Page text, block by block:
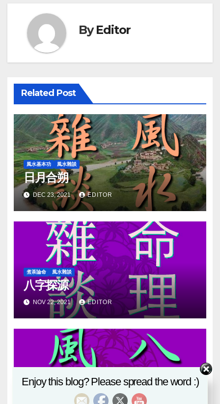
ByEditor
Related Post
風水基本功 風水雜談
日月合朔
DEC 23, 2021 EDITOR
煮茶論命 風水雜談
八字探源
NOV 22, 2021 EDITOR
八卦風水 風水雜談
血月
Enjoy this blog? Please spread the word :)